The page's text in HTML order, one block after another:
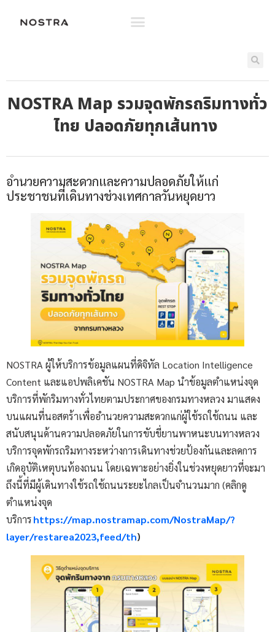
NOSTRA Map รวมจุดพักรถริมทางทั่ว
ไทย ปลอดภัยทุกเส้นทาง
อำนวยความสะดวกและความปลอดภัยให้แก่
ประชาชนที่เดินทางช่วงเทศกาลวันหยุดยาว
NOSTRA ผู้ให้บริการข้อมูลแผนที่ดิจิทัล Location Intelligence
Content และแอปพลิเคชัน NOSTRA Map นำข้อมูลตำแหน่งจุด
บริการที่พักริมทางทั่วไทยตามประกาศของกรมทางหลวง มาแสดง
บนแผนที่นอสตร้าเพื่ออำนวยความสะดวกแก่ผู้ใช้รถใช้ถนน และ
สนับสนุนด้านความปลอดภัยในการขับขี่ยานพาหนะบนทางหลวง
บริการจุดพักรถริมทางระหว่างการเดินทางช่วยป้องกันและลดการ
เกิดอุบัติเหตุบนท้องถนน โดยเฉพาะอย่างยิ่งในช่วงหยุดยาวที่จะมา
ถึงนี้ที่มีผู้เดินทางใช้รถใช้ถนนระยะไกลเป็นจำนวนมาก (คลิกดู
ตำแหน่งจุด
บริการhttps://map.nostramap.com/NostraMap/?
layer/restarea2023,feed/th)